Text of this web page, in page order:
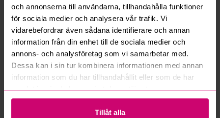
och annonserna till användarna, tillhandahålla funktioner
för sociala medier och analysera vår trafik. Vi
vidarebefordrar även sådana identifierare och annan
information från din enhet till de sociala medier och
annons- och analysföretag som vi samarbetar med.
Dessa kan i sin tur kombinera informationen med annan
information som du har tillhandahållit eller som de har
samlat in när du har använt deras tjänster.
Tillåt alla
Hur fungerar budmotorn?
Kan jag ångra ett bud?
Kan ni frakta mina vunna objekt?